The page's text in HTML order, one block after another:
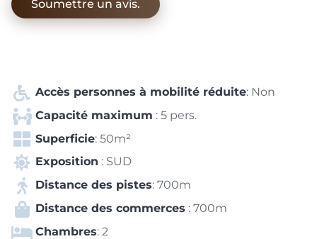
Soumettre un avis.
Accès personnes à mobilité réduite: Non
Capacité maximum : 5 pers.
Superficie: 50m²
Exposition : SUD
Distance des pistes: 700m
Distance des commerces : 700m
Chambres: 2